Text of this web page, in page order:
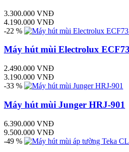
3.300.000 VNĐ
4.190.000 VNĐ
-22 %
Máy hút mùi Electrolux
2.490.000 VNĐ
3.190.000 VNĐ
-33 %
Máy hút mùi Junger HRJ-901
6.390.000 VNĐ
9.500.000 VNĐ
-49 %